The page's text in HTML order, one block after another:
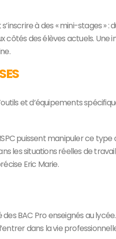
à des « mini-stages » :
côtés des élèves actuels. Une
et d’équipements
puissent manipuler ce type
les situations réelles de
Eric Marie.
BAC Pro enseignés au
dans la vie